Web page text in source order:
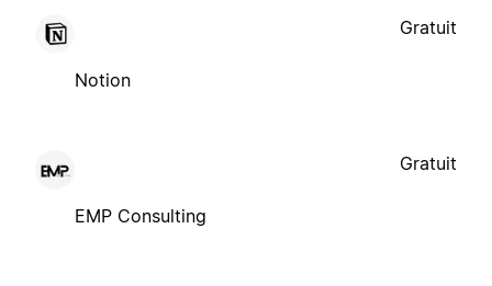
Notion
Gratuit
EMP Consulting
Gratuit